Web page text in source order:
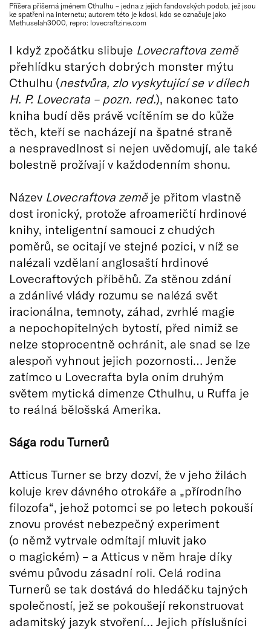
Příšera příšerná jménem Cthulhu – jedna z jejích fandovských podob, jež jsou
ke spatření na internetu; autorem této je kdosi, kdo se označuje jako
Methuselah3000, repro: lovecraftzine.com
I když zpočátku slibuje Lovecraftova země
přehlídku starých dobrých monster mýtu
Cthulhu (nestvůra, zlo vyskytující se v dílech
H. P. Lovecrata – pozn. red.), nakonec tato
kniha budí děs právě vcítěním se do kůže
těch, kteří se nacházejí na špatné straně
a nespravedlnost si nejen uvědomují, ale také
bolestně prožívají v každodenním shonu.
Název Lovecraftova zeměje přitom vlastně
dost ironický, protože afroameričtí hrdinové
knihy, inteligentní samouci z chudých
poměrů, se ocitají ve stejné pozici, v níž se
nalézali vzdělaní anglosaští hrdinové
Lovecraftových příběhů. Za stěnou zdání
a zdánlivé vlády rozumu se nalézá svět
iracionálna, temnoty, záhad, zvrhlé magie
a nepochopitelných bytostí, před nimiž se
nelze stoprocentně ochránit, ale snad se lze
alespoň vyhnout jejich pozornosti… Jenže
zatímco u Lovecrafta byla oním druhým
světem mytická dimenze Cthulhu, u Ruffa je
to reálná bělošská Amerika.
Sága rodu Turnerů
Atticus Turner se brzy dozví, že v jeho žilách
koluje krev dávného otrokáře a „přírodního
filozofa“, jehož potomci se po letech pokouší
znovu provést nebezpečný experiment
(o němž vytrvale odmítají mluvit jako
o magickém) – a Atticus v něm hraje díky
svému původu zásadní roli. Celá rodina
Turnerů se tak dostává do hledáčku tajných
společností, jež se pokoušejí rekonstruovat
adamitský jazyk stvoření… Jejich příslušníci